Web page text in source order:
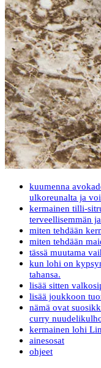
kuumenna
ulkoreunalta ja
kermainen tilli-
terveellisemmän
miten tehdään
miten tehdään
tässä muutama
kun lohi on
tahansa.
lisää sitten
lisää joukkoon
nämä ovat
curry
kermainen lohi
ainesosat
ohjeet